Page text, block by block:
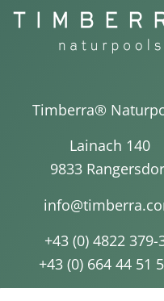
Timberra®
Lainach 140
9833
+43 (0) 4822 379-
+43 (0) 664 44 51